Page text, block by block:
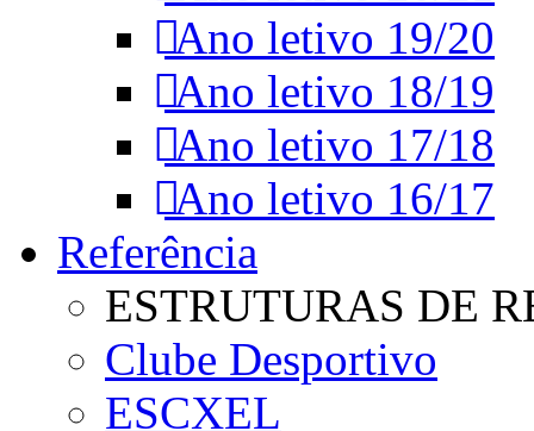
Ano letivo 19/20
Ano letivo 18/19
Ano letivo 17/18
Ano letivo 16/17
Referência
ESTRUTURAS DE
Clube Desportivo
ESCXEL